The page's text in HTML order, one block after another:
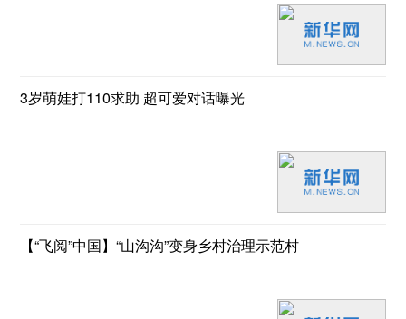
3岁萌娃打110求助 超可爱对话曝光
【“飞阅”中国】“山沟沟”变身乡村治理示范村